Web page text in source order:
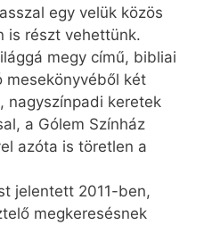
egy velük közös
is részt vehettünk.
megy című, bibliai
két
nagyszínpadi keretek
a Gólem Színház
azóta is töretlen a
jelentett 2011-ben,
megkeresésnek